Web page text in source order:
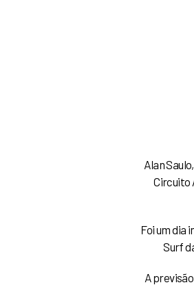
Alan
Circuito
Foi um dia
Surf
A